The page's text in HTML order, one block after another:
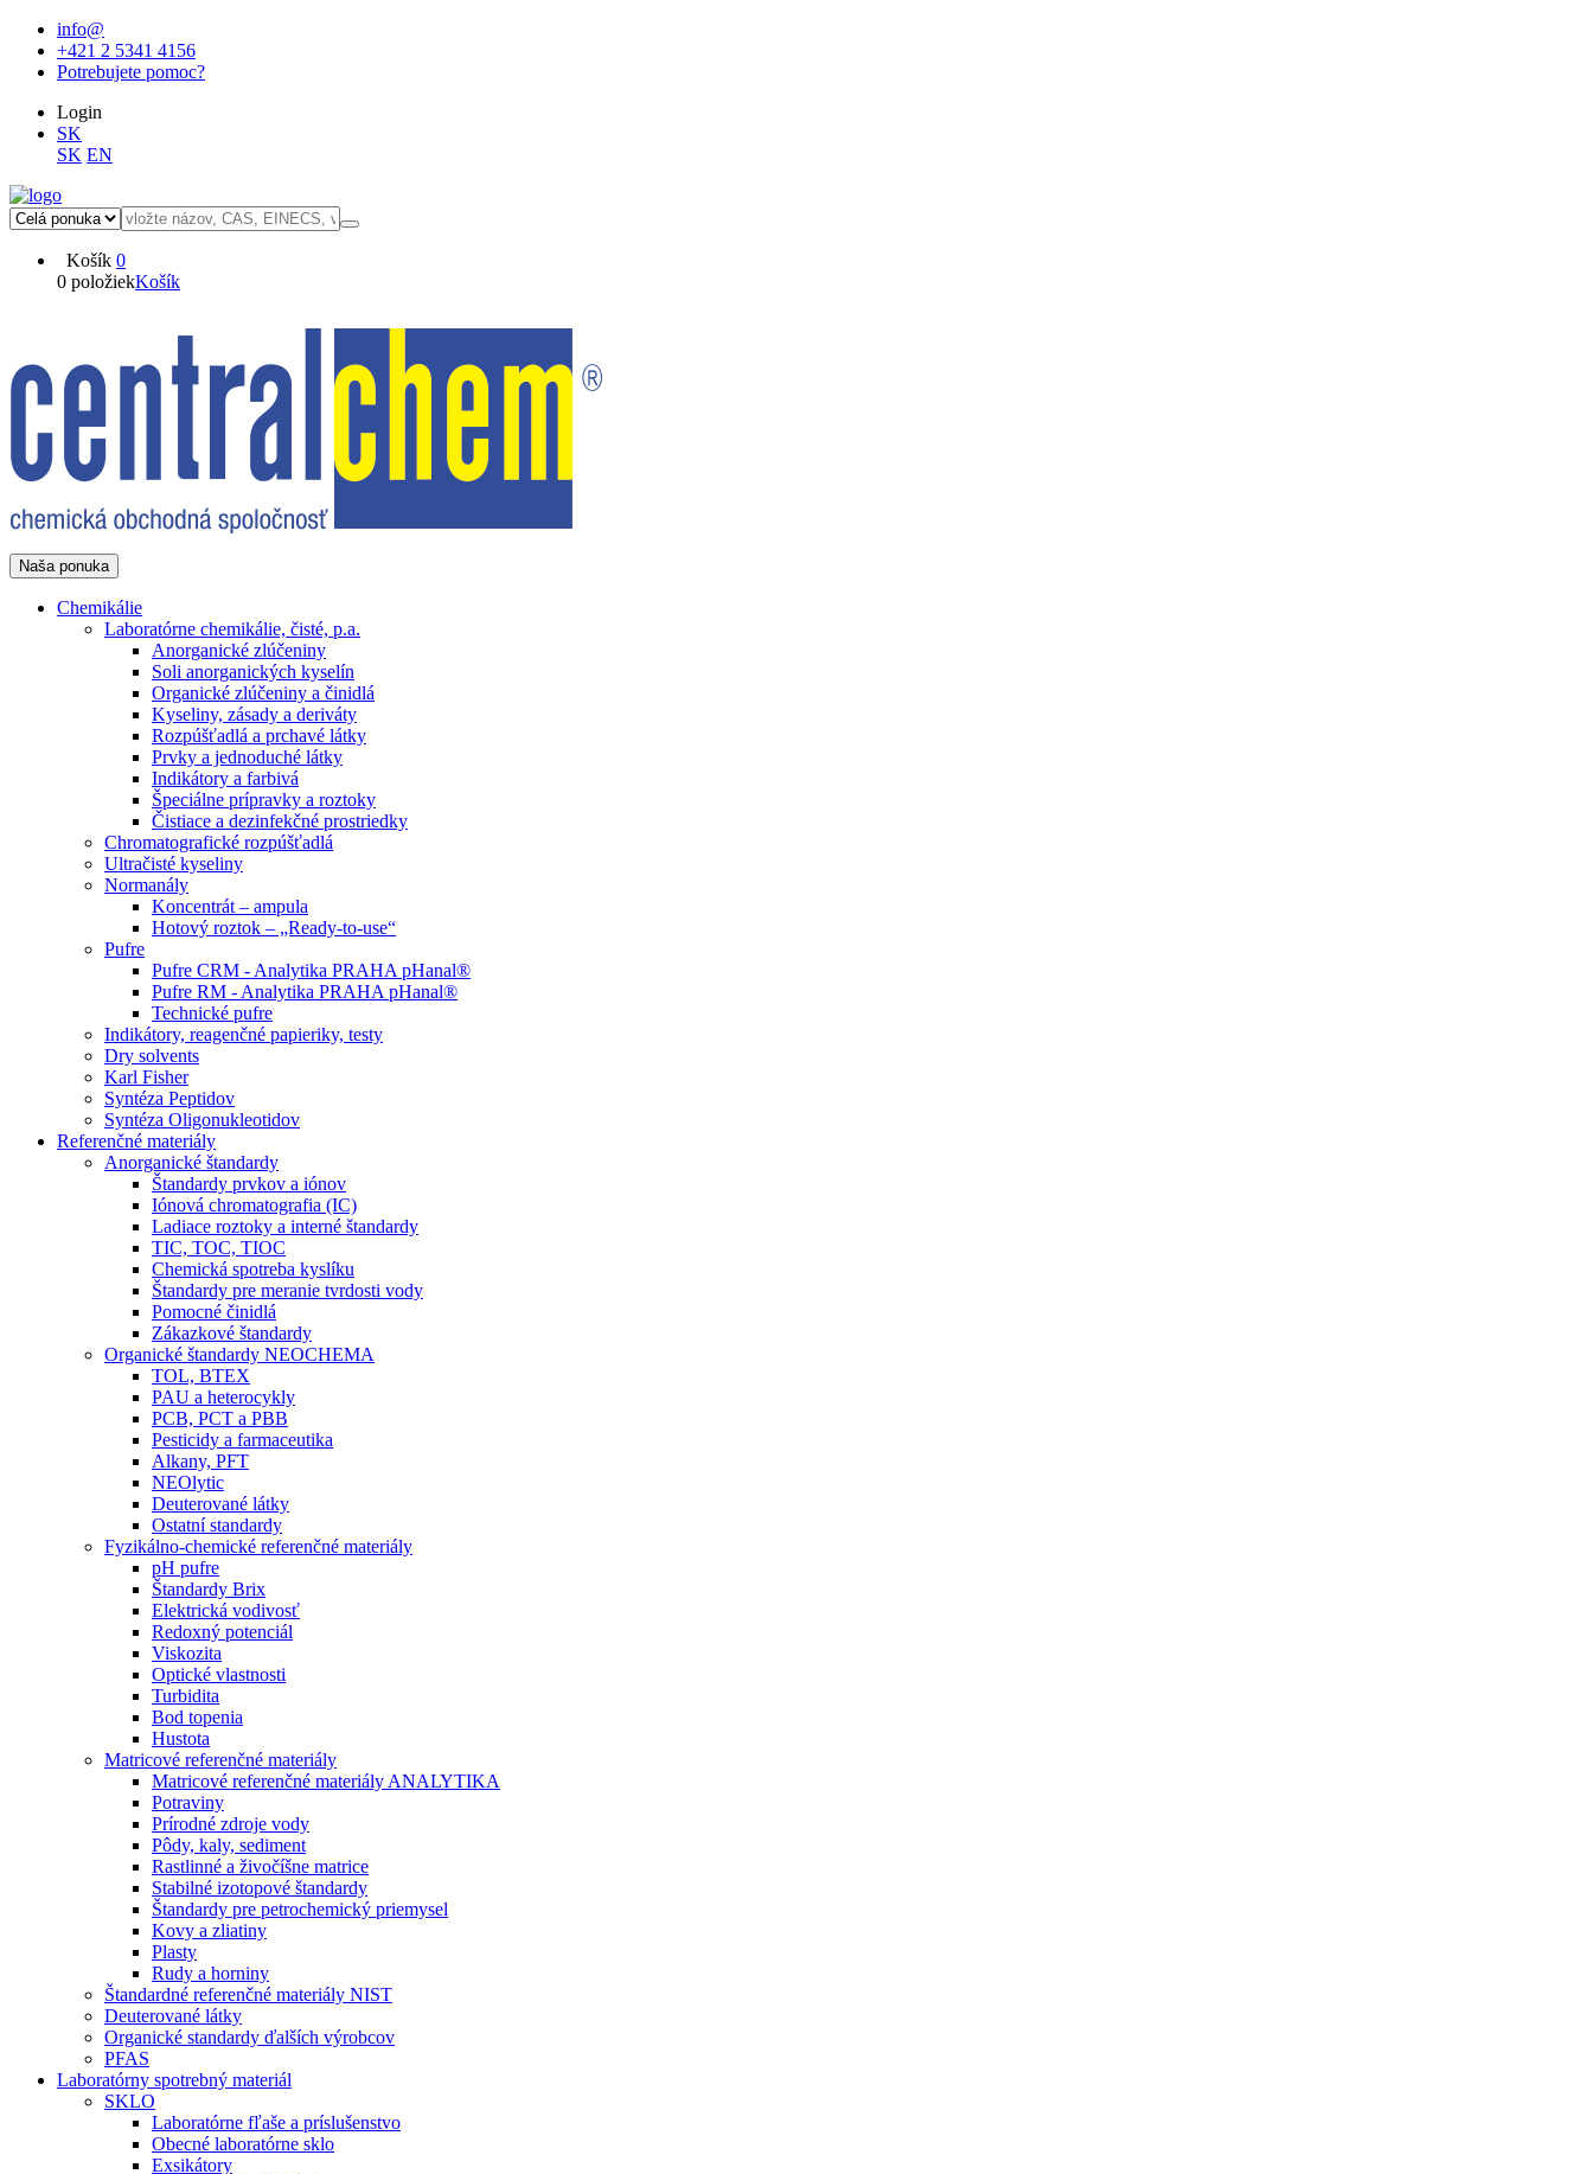
info@
+421 2 5341 4156
Potrebujete pomoc?
Login
SK
SK EN
Košík 0
0 položiekKošík
Naša ponuka
Chemikálie
Laboratórne chemikálie, čisté, p.a.
Anorganické zlúčeniny
Soli anorganických kyselín
Organické zlúčeniny a činidlá
Kyseliny, zásady a deriváty
Rozpúšťadlá a prchavé látky
Prvky a jednoduché látky
Indikátory a farbivá
Špeciálne prípravky a roztoky
Čistiace a dezinfekčné prostriedky
Chromatografické rozpúšťadlá
Ultračisté kyseliny
Normanály
Koncentrát – ampula
Hotový roztok – „Ready-to-use“
Pufre
Pufre CRM - Analytika PRAHA pHanal®
Pufre RM - Analytika PRAHA pHanal®
Technické pufre
Indikátory, reagenčné papieriky, testy
Dry solvents
Karl Fisher
Syntéza Peptidov
Syntéza Oligonukleotidov
Referenčné materiály
Anorganické štandardy
Štandardy prvkov a iónov
Iónová chromatografia (IC)
Ladiace roztoky a interné štandardy
TIC, TOC, TIOC
Chemická spotreba kyslíku
Štandardy pre meranie tvrdosti vody
Pomocné činidlá
Zákazkové štandardy
Organické štandardy NEOCHEMA
TOL, BTEX
PAU a heterocykly
PCB, PCT a PBB
Pesticidy a farmaceutika
Alkany, PFT
NEOlytic
Deuterované látky
Ostatní standardy
Fyzikálno-chemické referenčné materiály
pH pufre
Štandardy Brix
Elektrická vodivosť
Redoxný potenciál
Viskozita
Optické vlastnosti
Turbidita
Bod topenia
Hustota
Matricové referenčné materiály
Matricové referenčné materiály ANALYTIKA
Potraviny
Prírodné zdroje vody
Pôdy, kaly, sediment
Rastlinné a živočíšne matrice
Stabilné izotopové štandardy
Štandardy pre petrochemický priemysel
Kovy a zliatiny
Plasty
Rudy a horniny
Štandardné referenčné materiály NIST
Deuterované látky
Organické standardy ďalších výrobcov
PFAS
Laboratórny spotrebný materiál
SKLO
Laboratórne fľaše a príslušenstvo
Obecné laboratórne sklo
Exsikátory